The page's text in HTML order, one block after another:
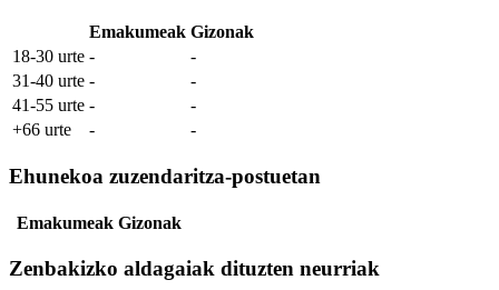
Emakumeak Gizonak
18-30 urte -
-
31-40 urte -
-
41-55 urte -
-
+66 urte
- -
Ehunekoa zuzendaritza-postuetan
Emakumeak Gizonak
Zenbakizko aldagaiak dituzten neurriak